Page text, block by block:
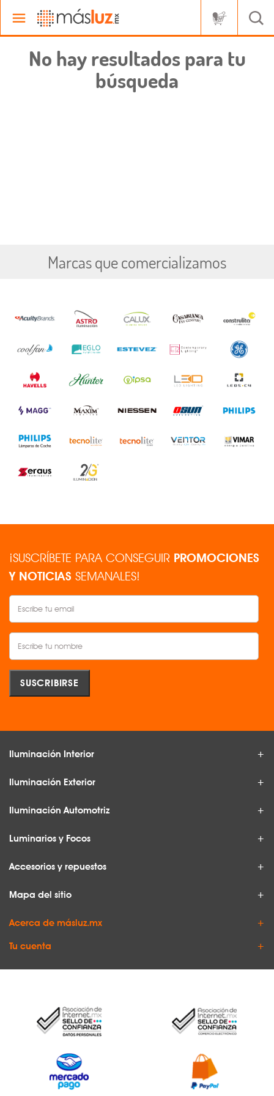
No hay resultados para tu
búsqueda
Marcas que comercializamos
¡SUSCRÍBETE PARA CONSEGUIR PROMOCIONES
Y NOTICIAS SEMANALES!
Iluminación Interior
Iluminación Exterior
Iluminación Automotriz
Luminarios y Focos
Accesorios y repuestos
Mapa del sitio
Acerca de másluz.mx
Tu cuenta